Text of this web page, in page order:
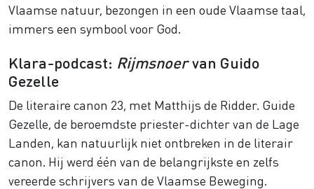
Vlaamse natuur, bezongen in een oude Vlaamse taal,
immers een symbool voor God.
Klara-podcast: Rijmsnoervan Guido
Gezelle
De literaire canon 23, met Matthijs de Ridder. Guide
Gezelle, de beroemdste priester-dichter van de Lage
Landen, kan natuurlijk niet ontbreken in de literair
canon. Hij werd één van de belangrijkste en zelfs
vereerde schrijvers van de Vlaamse Beweging.